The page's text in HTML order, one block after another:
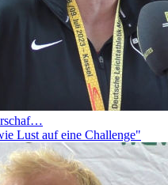
Lust auf eine Challenge"